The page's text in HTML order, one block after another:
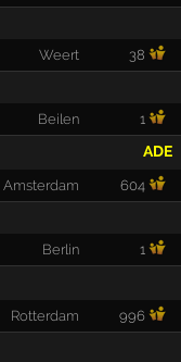
Weert 38
Beilen 1
ADE
Amsterdam 604
Berlin 1
Rotterdam 996